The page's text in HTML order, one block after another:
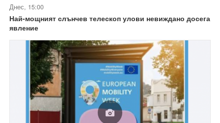
Днес, 15:00
Най-мощният слънчев телескоп улови невиждано досега
явление